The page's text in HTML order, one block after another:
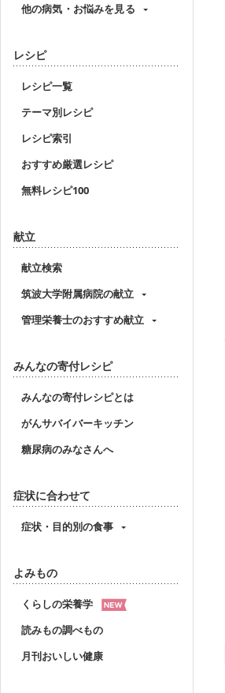
他の病気・お悩みを見る
レシピ
レシピ一覧
テーマ別レシピ
レシピ索引
おすすめ厳選レシピ
無料レシピ100
献立
献立検索
筑波大学附属病院の献立
管理栄養士のおすすめ献立
みんなの寄付レシピ
みんなの寄付レシピとは
がんサバイバーキッチン
糖尿病のみなさんへ
症状に合わせて
症状・目的別の食事
よみもの
くらしの栄養学
読みもの調べもの
月刊おいしい健康